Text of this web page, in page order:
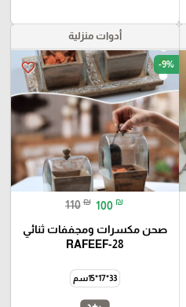
أدوات منزلية
favorite_border -9%
110 ₪ 100 ₪
صحن مكسرات ومجففات ثنائي
RAFEEF-28
33*17*15سم